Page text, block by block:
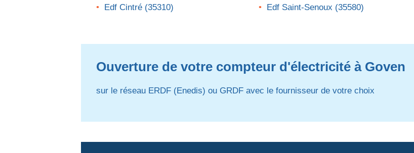
Edf Cintré (35310)
Edf Saint-Senoux (35580)
Ouverture de votre compteur d'électricité à Goven
sur le réseau ERDF (Enedis) ou GRDF avec le fournisseur de votre choix